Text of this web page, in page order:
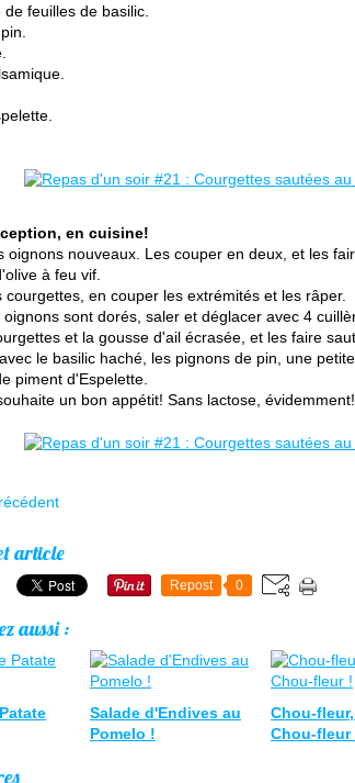
feuilles de basilic.
en cuisine!
oignons nouveaux. Les couper en deux, et les
à feu vif.
courgettes, en couper les extrémités et les râper.
sont dorés, saler et déglacer avec 4
et la gousse d'ail écrasée, et les faire
le basilic haché, les pignons de pin, une
piment d'Espelette.
un bon appétit! Sans lactose, évidemment!
article
Repost 0
aussi :
Salade d'Endives au
Pomelo !
Chou-
Chou-fleur